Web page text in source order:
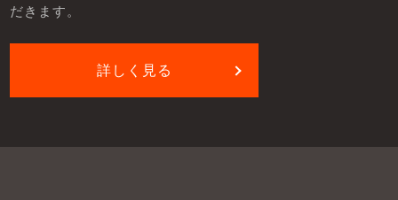
だきます。
詳しく見る